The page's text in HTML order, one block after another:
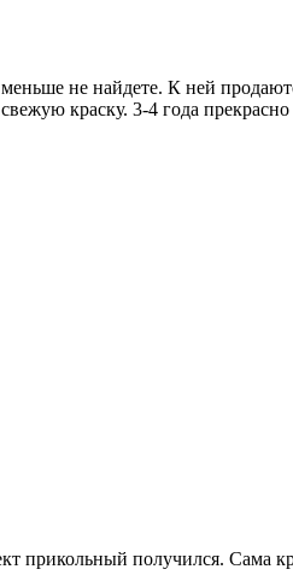
не найдете. К ней
краску. 3-4 года прекрасно
прикольный получился. Сама